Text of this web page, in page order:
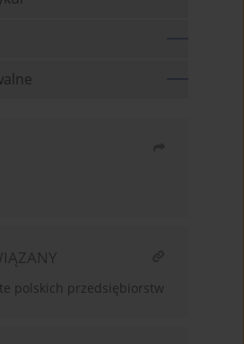
polskich przedsiębiorstw